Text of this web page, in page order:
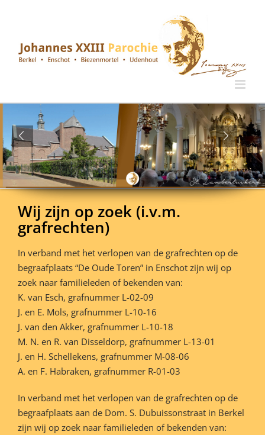
Wij zijn op zoek (i.v.m.
grafrechten)
In verband met het verlopen van de grafrechten op de
begraafplaats “De Oude Toren” in Enschot zijn wij op
zoek naar familieleden of bekenden van:
K. van Esch, grafnummer L-02-09
J. en E. Mols, grafnummer L-10-16
J. van den Akker, grafnummer L-10-18
M. N. en R. van Disseldorp, grafnummer L-13-01
J. en H. Schellekens, grafnummer M-08-06
A. en F. Habraken, grafnummer R-01-03
In verband met het verlopen van de grafrechten op de
begraafplaats aan de Dom. S. Dubuissonstraat in Berkel
zijn wij op zoek naar familieleden of bekenden van: